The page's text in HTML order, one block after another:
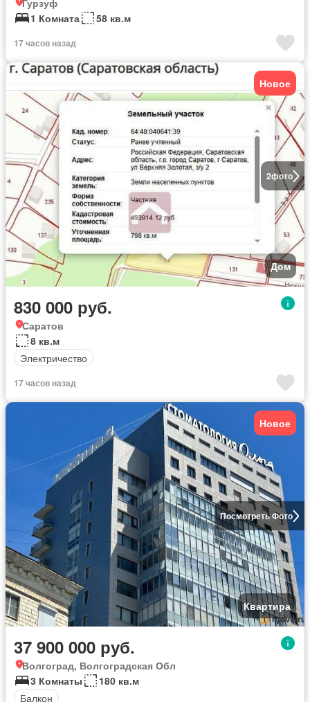
Гурзуф
1 Комната
58 кв.м
17 часов назад
2фото
Новое
Дом
830 000 руб.
Саратов
8 кв.м
Электричество
17 часов назад
Посмотреть Фото
Новое
Квартира
37 900 000 руб.
Волгоград, Волгоградская Обл
3 Комнаты
180 кв.м
Балкон